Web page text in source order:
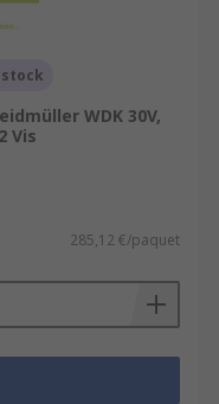
WDK 30V,
Vis
285,12 €/paquet